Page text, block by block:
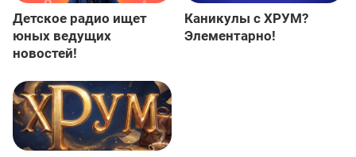
Детское радио ищет
юных ведущих
новостей!
Каникулы с ХРУМ?
Элементарно!